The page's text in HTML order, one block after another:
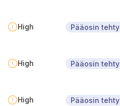
High Pääosin tehty
High Pääosin tehty
High Pääosin tehty